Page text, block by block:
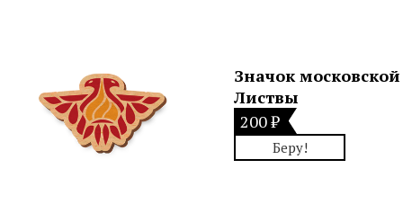
Значок московской
Листвы
200 ₽
Беру!